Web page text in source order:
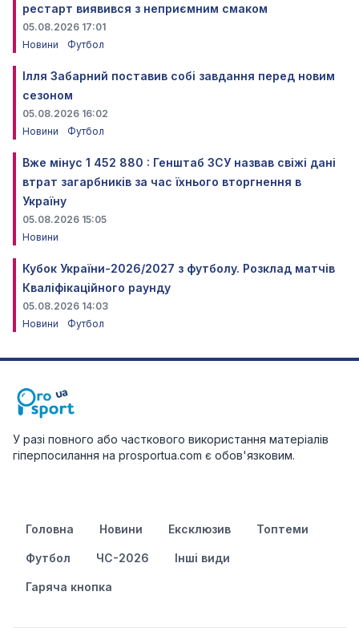
рестарт виявився з неприємним смаком
05.08.2026 17:01
Новини
Футбол
Ілля Забарний поставив собі завдання перед новим
сезоном
05.08.2026 16:02
Новини
Футбол
Вже мінус 1 452 880 : Генштаб ЗСУ назвав свіжі дані
втрат загарбників за час їхнього вторгнення в
Україну
05.08.2026 15:05
Новини
Кубок України-2026/2027 з футболу. Розклад матчів
Кваліфікаційного раунду
05.08.2026 14:03
Новини
Футбол
У разі повного або часткового використання матеріалів
гіперпосилання на prosportua.com є обов'язковим.
Головна Новини Ексклюзив Топтеми
Футбол ЧС-2026 Інші види
Гаряча кнопка